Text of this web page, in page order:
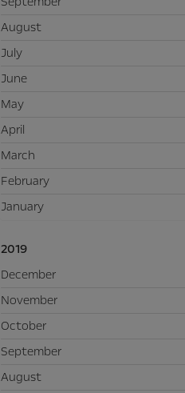
August
July
June
May
April
March
February
January
2019
December
November
October
September
August